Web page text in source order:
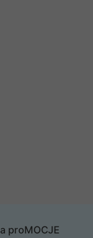
proMOCJE